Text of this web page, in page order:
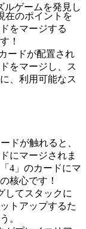
ルゲームを発見し
在のポイントを
をマージする
！
ードが配置され
をマージし、ス
、利用可能なス
ドが触れると、
にマージされま
4」のカードにマ
核心です！
してスタックに
トアップするた
。